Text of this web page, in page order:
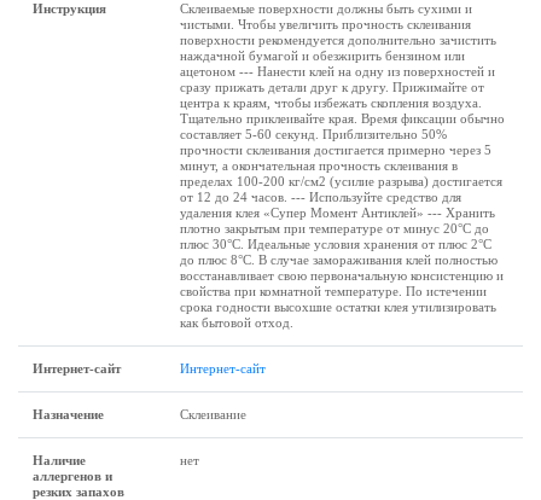
Инструкция
Склеиваемые поверхности должны быть сухими и
чистыми. Чтобы увеличить прочность склеивания
поверхности рекомендуется дополнительно зачистить
наждачной бумагой и обезжирить бензином или
ацетоном --- Нанести клей на одну из поверхностей и
сразу прижать детали друг к другу. Прижимайте от
центра к краям, чтобы избежать скопления воздуха.
Тщательно приклеивайте края. Время фиксации обычно
составляет 5-60 секунд. Приблизительно 50%
прочности склеивания достигается примерно через 5
минут, а окончательная прочность склеивания в
пределах 100-200 кг/см2 (усилие разрыва) достигается
от 12 до 24 часов. --- Используйте средство для
удаления клея «Супер Момент Антиклей» --- Хранить
плотно закрытым при температуре от минус 20°C до
плюс 30°C. Идеальные условия хранения от плюс 2°C
до плюс 8°C. В случае замораживания клей полностью
восстанавливает свою первоначальную консистенцию и
свойства при комнатной температуре. По истечении
срока годности высохшие остатки клея утилизировать
как бытовой отход.
Интернет-сайт Интернет-сайт
Назначение Склеивание
Наличие
аллергенов и
резких запахов
нет